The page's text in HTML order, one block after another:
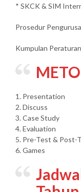
* SKCK & SIM
Prosedur
Kumpulan
1. Presentation
2. Discuss
3. Case Study
4. Evaluation
5. Pre-Test & Post-
6. Games